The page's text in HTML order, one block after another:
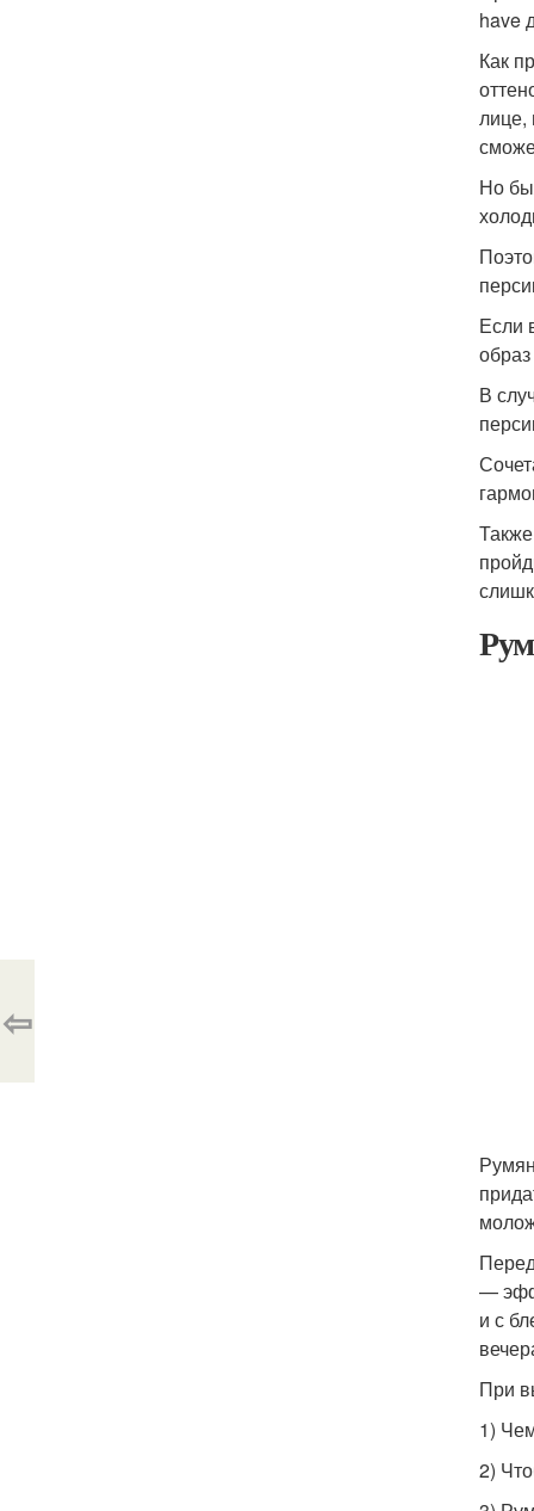
have
Как
лице,
Но
Если
В
—
и с
При
1)
2)
⇦